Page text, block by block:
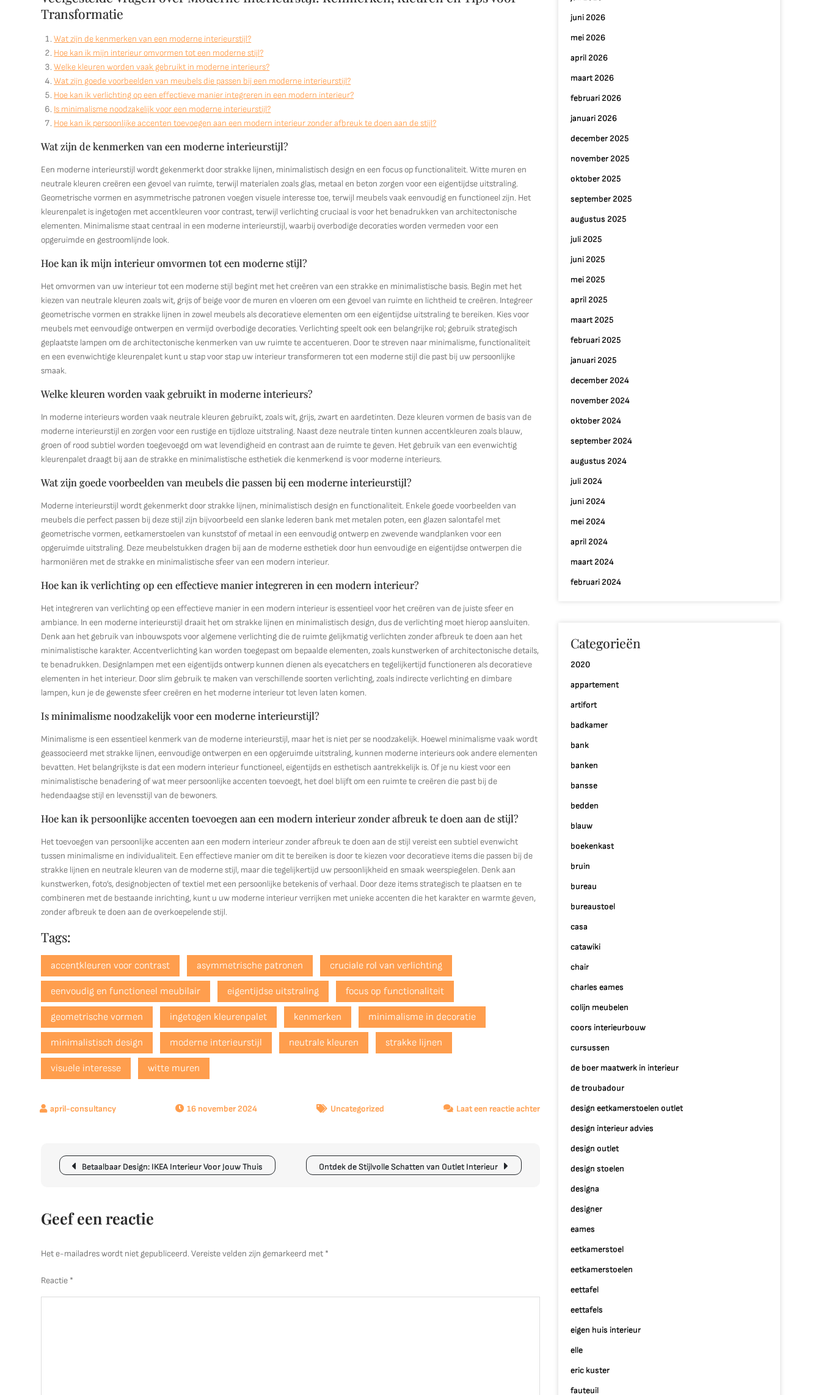
Transformatie
Wat zijn de kenmerken van een moderne interieurstijl?
Hoe kan ik mijn interieur omvormen tot een moderne stijl?
Welke kleuren worden vaak gebruikt in moderne interieurs?
Wat zijn goede voorbeelden van meubels die passen bij een moderne interieurstijl?
Hoe kan ik verlichting op een effectieve manier integreren in een modern interieur?
Is minimalisme noodzakelijk voor een moderne interieurstijl?
Hoe kan ik persoonlijke accenten toevoegen aan een modern interieur zonder afbreuk te doen aan de stijl?
Wat zijn de kenmerken van een moderne interieurstijl?
Een moderne interieurstijl wordt gekenmerkt door strakke lijnen, minimalistisch design en een focus op functionaliteit. Witte muren en
neutrale kleuren creëren een gevoel van ruimte, terwijl materialen zoals glas, metaal en beton zorgen voor een eigentijdse uitstraling.
Geometrische vormen en asymmetrische patronen voegen visuele interesse toe, terwijl meubels vaak eenvoudig en functioneel zijn. Het
kleurenpalet is ingetogen met accentkleuren voor contrast, terwijl verlichting cruciaal is voor het benadrukken van architectonische
elementen. Minimalisme staat centraal in een moderne interieurstijl, waarbij overbodige decoraties worden vermeden voor een
opgeruimde en gestroomlijnde look.
Hoe kan ik mijn interieur omvormen tot een moderne stijl?
Het omvormen van uw interieur tot een moderne stijl begint met het creëren van een strakke en minimalistische basis. Begin met het
kiezen van neutrale kleuren zoals wit, grijs of beige voor de muren en vloeren om een gevoel van ruimte en lichtheid te creëren. Integreer
geometrische vormen en strakke lijnen in zowel meubels als decoratieve elementen om een eigentijdse uitstraling te bereiken. Kies voor
meubels met eenvoudige ontwerpen en vermijd overbodige decoraties. Verlichting speelt ook een belangrijke rol; gebruik strategisch
geplaatste lampen om de architectonische kenmerken van uw ruimte te accentueren. Door te streven naar minimalisme, functionaliteit
en een evenwichtige kleurenpalet kunt u stap voor stap uw interieur transformeren tot een moderne stijl die past bij uw persoonlijke
smaak.
Welke kleuren worden vaak gebruikt in moderne interieurs?
In moderne interieurs worden vaak neutrale kleuren gebruikt, zoals wit, grijs, zwart en aardetinten. Deze kleuren vormen de basis van de
moderne interieurstijl en zorgen voor een rustige en tijdloze uitstraling. Naast deze neutrale tinten kunnen accentkleuren zoals blauw,
groen of rood subtiel worden toegevoegd om wat levendigheid en contrast aan de ruimte te geven. Het gebruik van een evenwichtig
kleurenpalet draagt bij aan de strakke en minimalistische esthetiek die kenmerkend is voor moderne interieurs.
Wat zijn goede voorbeelden van meubels die passen bij een moderne interieurstijl?
Moderne interieurstijl wordt gekenmerkt door strakke lijnen, minimalistisch design en functionaliteit. Enkele goede voorbeelden van
meubels die perfect passen bij deze stijl zijn bijvoorbeeld een slanke lederen bank met metalen poten, een glazen salontafel met
geometrische vormen, eetkamerstoelen van kunststof of metaal in een eenvoudig ontwerp en zwevende wandplanken voor een
opgeruimde uitstraling. Deze meubelstukken dragen bij aan de moderne esthetiek door hun eenvoudige en eigentijdse ontwerpen die
harmoniëren met de strakke en minimalistische sfeer van een modern interieur.
Hoe kan ik verlichting op een effectieve manier integreren in een modern interieur?
Het integreren van verlichting op een effectieve manier in een modern interieur is essentieel voor het creëren van de juiste sfeer en
ambiance. In een moderne interieurstijl draait het om strakke lijnen en minimalistisch design, dus de verlichting moet hierop aansluiten.
Denk aan het gebruik van inbouwspots voor algemene verlichting die de ruimte gelijkmatig verlichten zonder afbreuk te doen aan het
minimalistische karakter. Accentverlichting kan worden toegepast om bepaalde elementen, zoals kunstwerken of architectonische details,
te benadrukken. Designlampen met een eigentijds ontwerp kunnen dienen als eyecatchers en tegelijkertijd functioneren als decoratieve
elementen in het interieur. Door slim gebruik te maken van verschillende soorten verlichting, zoals indirecte verlichting en dimbare
lampen, kun je de gewenste sfeer creëren en het moderne interieur tot leven laten komen.
Is minimalisme noodzakelijk voor een moderne interieurstijl?
Minimalisme is een essentieel kenmerk van de moderne interieurstijl, maar het is niet per se noodzakelijk. Hoewel minimalisme vaak wordt
geassocieerd met strakke lijnen, eenvoudige ontwerpen en een opgeruimde uitstraling, kunnen moderne interieurs ook andere elementen
bevatten. Het belangrijkste is dat een modern interieur functioneel, eigentijds en esthetisch aantrekkelijk is. Of je nu kiest voor een
minimalistische benadering of wat meer persoonlijke accenten toevoegt, het doel blijft om een ruimte te creëren die past bij de
hedendaagse stijl en levensstijl van de bewoners.
Hoe kan ik persoonlijke accenten toevoegen aan een modern interieur zonder afbreuk te doen aan de stijl?
Het toevoegen van persoonlijke accenten aan een modern interieur zonder afbreuk te doen aan de stijl vereist een subtiel evenwicht
tussen minimalisme en individualiteit. Een effectieve manier om dit te bereiken is door te kiezen voor decoratieve items die passen bij de
strakke lijnen en neutrale kleuren van de moderne stijl, maar die tegelijkertijd uw persoonlijkheid en smaak weerspiegelen. Denk aan
kunstwerken, foto’s, designobjecten of textiel met een persoonlijke betekenis of verhaal. Door deze items strategisch te plaatsen en te
combineren met de bestaande inrichting, kunt u uw moderne interieur verrijken met unieke accenten die het karakter en warmte geven,
zonder afbreuk te doen aan de overkoepelende stijl.
Tags:
accentkleuren voor contrast asymmetrische patronen cruciale rol van verlichting
eenvoudig en functioneel meubilair eigentijdse uitstraling focus op functionaliteit
geometrische vormen ingetogen kleurenpalet kenmerken minimalisme in decoratie
minimalistisch design moderne interieurstijl neutrale kleuren strakke lijnen
visuele interesse witte muren
16 november 2024 Uncategorized Laat een reactie achterop
Moderne
Interieurstijl
Spotlight
Berichtnavigatie
Betaalbaar Design: IKEA Interieur Voor Jouw Thuis Ontdek de Stijlvolle Schatten van Outlet Interieur
Geef een reactie
Het e-mailadres wordt niet gepubliceerd. Vereiste velden zijn gemarkeerd met *
Reactie *
juni 2026
mei 2026
april 2026
maart 2026
februari 2026
januari 2026
december 2025
november 2025
oktober 2025
september 2025
augustus 2025
juli 2025
juni 2025
mei 2025
april 2025
maart 2025
februari 2025
januari 2025
december 2024
november 2024
oktober 2024
september 2024
augustus 2024
juli 2024
juni 2024
mei 2024
april 2024
maart 2024
februari 2024
Categorieën
2020
appartement
artifort
badkamer
bank
banken
bansse
bedden
blauw
boekenkast
bruin
bureau
bureaustoel
casa
catawiki
chair
charles eames
colijn meubelen
coors interieurbouw
cursussen
de boer maatwerk in interieur
de troubadour
design eetkamerstoelen outlet
design interieur advies
design outlet
design stoelen
designa
designer
eames
eetkamerstoel
eetkamerstoelen
eettafel
eettafels
eigen huis interieur
elle
eric kuster
fauteuil